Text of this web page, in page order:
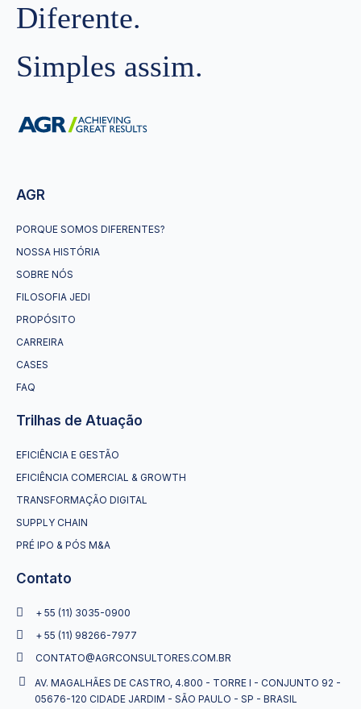
Diferente.
Simples assim.
AGR
PORQUE SOMOS DIFERENTES?
NOSSA HISTÓRIA
SOBRE NÓS
FILOSOFIA JEDI
PROPÓSITO
CARREIRA
CASES
FAQ
Trilhas de Atuação
EFICIÊNCIA E GESTÃO
EFICIÊNCIA COMERCIAL & GROWTH
TRANSFORMAÇÃO DIGITAL
SUPPLY CHAIN
PRÉ IPO & PÓS M&A
Contato
+ 55 (11) 3035-0900
+ 55 (11) 98266-7977
CONTATO@AGRCONSULTORES.COM.BR
AV. MAGALHÃES DE CASTRO, 4.800 - TORRE I - CONJUNTO 92 -
05676-120 CIDADE JARDIM - SÃO PAULO - SP - BRASIL